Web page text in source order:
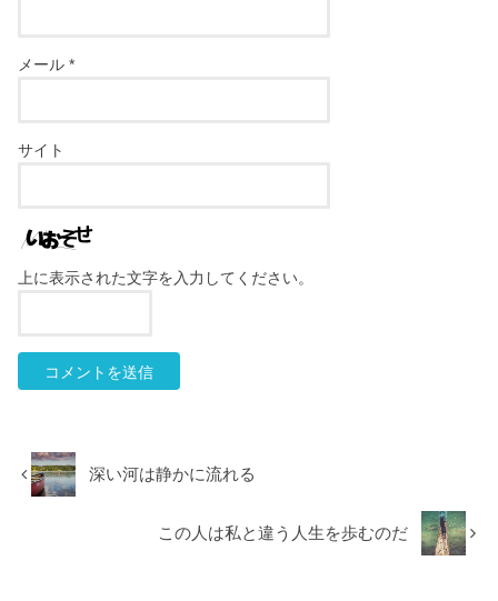
メール*
サイト
上に表示された文字を入力してください。
深い河は静かに流れる
この人は私と違う人生を歩むのだ